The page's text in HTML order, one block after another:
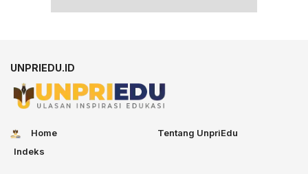
UNPRIEDU.ID
Home
Tentang UnpriEdu
Indeks